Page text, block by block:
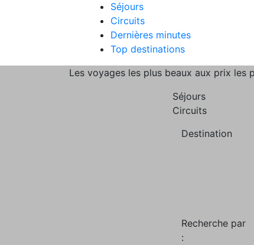
Séjours
Circuits
Dernières minutes
Top destinations
Les voyages les plus beaux aux prix les
Séjours
Circuits
Destination
Recherche par
: